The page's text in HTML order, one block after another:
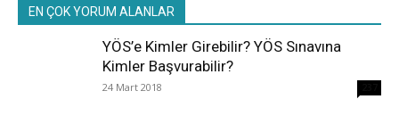
EN ÇOK YORUM ALANLAR
YÖS’e Kimler Girebilir? YÖS Sınavına
Kimler Başvurabilir?
24 Mart 2018